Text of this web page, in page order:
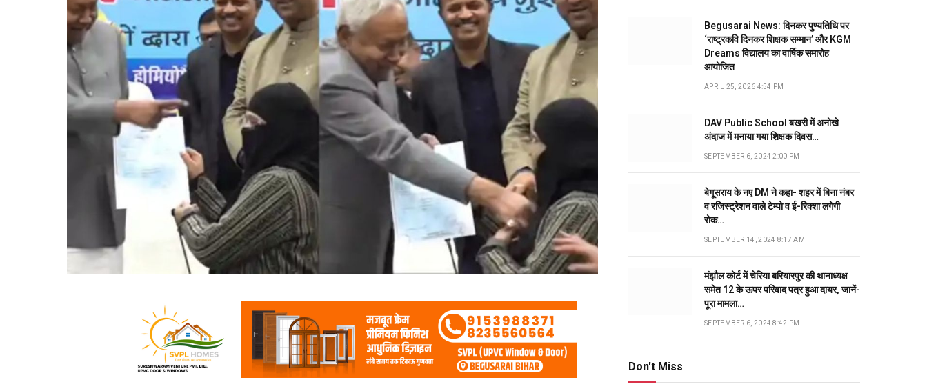
Begusarai News: दिनकर पुण्यतिथि पर
‘राष्ट्रकवि दिनकर शिक्षक सम्मान’ और KGM
Dreams विद्यालय का वार्षिक समारोह
आयोजित
APRIL 25, 2026 4:54 PM
DAV Public School बखरी में अनोखे
अंदाज में मनाया गया शिक्षक दिवस…
SEPTEMBER 6, 2024 2:00 PM
बेगूसराय के नए DM ने कहा- शहर में बिना नंबर
व रजिस्ट्रेशन वाले टेम्पो व ई-रिक्शा लगेगी
रोक…
SEPTEMBER 14, 2024 8:17 AM
मंझौल कोर्ट में चेरिया बरियारपुर की थानाध्यक्ष
समेत 12 के ऊपर परिवाद पत्र हुआ दायर, जानें-
पूरा मामला…
SEPTEMBER 6, 2024 8:42 PM
Don't Miss